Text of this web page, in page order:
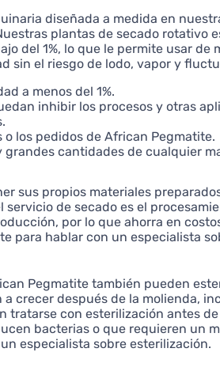
diseñada a medida en
plantas de secado
del 1%, lo que le permite usar
sin el riesgo de lodo, vapor y
a menos del 1%.
inhibir los procesos y otras
o los pedidos de African Pegmatite.
grandes cantidades de cualquier
sus propios materiales
servicio de secado es el
por lo que ahorra en
para hablar con un especialista
Pegmatite también pueden
crecer después de la molienda,
tratarse con esterilización antes
bacterias o que requieren un
especialista sobre esterilización.